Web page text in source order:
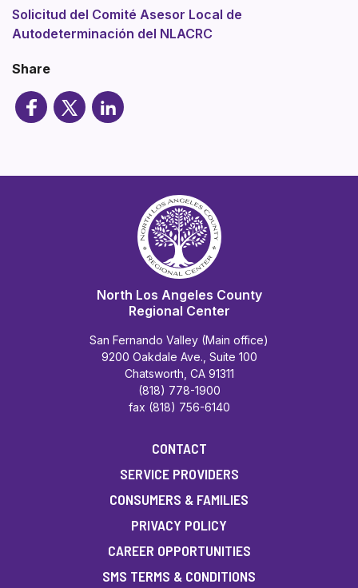
Solicitud del Comité Asesor Local de
Autodeterminación del NLACRC
Share
North Los Angeles County
Regional Center
San Fernando Valley (Main office)
9200 Oakdale Ave., Suite 100
Chatsworth, CA 91311
(818) 778-1900
fax (818) 756-6140
CONTACT
SERVICE PROVIDERS
CONSUMERS & FAMILIES
PRIVACY POLICY
CAREER OPPORTUNITIES
SMS TERMS & CONDITIONS